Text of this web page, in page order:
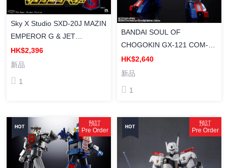
Sky X Studio SXD-20J MAZIN
EMPEROR G & JET
SCRANDER SET 《鐵甲萬能
俠》魔神皇帝G ＆配件套裝 塗
HK$2,396
新品
1
BANDAI SOUL OF
CHOGOKIN GX-121 COM-
BATTLER V6 [超合金魂] GX-
121 孔巴德拉 V6 塗裝成品
HK$2,640
新品
1
預訂
Pre Order
預訂
Pre Order